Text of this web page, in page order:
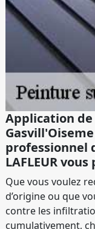
Application
professionnel
LAFLEUR
Que vous voulez
d’origine ou que
contre les
cumulativement,